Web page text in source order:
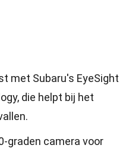
met Subaru's EyeSight
die helpt bij het
graden camera voor